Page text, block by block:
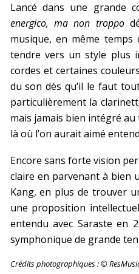
Lancé dans une grande
energico, ma non troppo
musique, en même
tendre vers un style plus
cordes et certaines
du son dès qu’il le faut
particulièrement la
mais jamais bien intégré
là où l’on aurait aimé
Encore sans forte vision
claire en parvenant à bien
Kang, en plus de trouver
une proposition
entendu avec Saraste en
symphonique de grande
Crédits photographiques : ©